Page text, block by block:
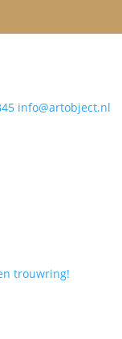
info@artobject.nl
trouwring!